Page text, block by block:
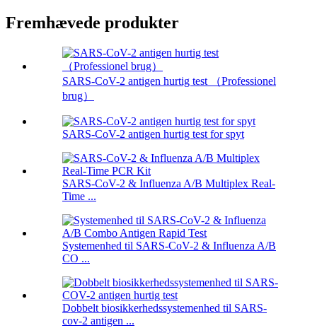
Fremhævede produkter
SARS-CoV-2 antigen hurtig test （Professionel
brug）
SARS-CoV-2 antigen hurtig test for spyt
SARS-CoV-2 & Influenza A/B Multiplex Real-
Time ...
Systemenhed til SARS-CoV-2 & Influenza A/B
CO ...
Dobbelt biosikkerhedssystemenhed til SARS-
cov-2 antigen ...